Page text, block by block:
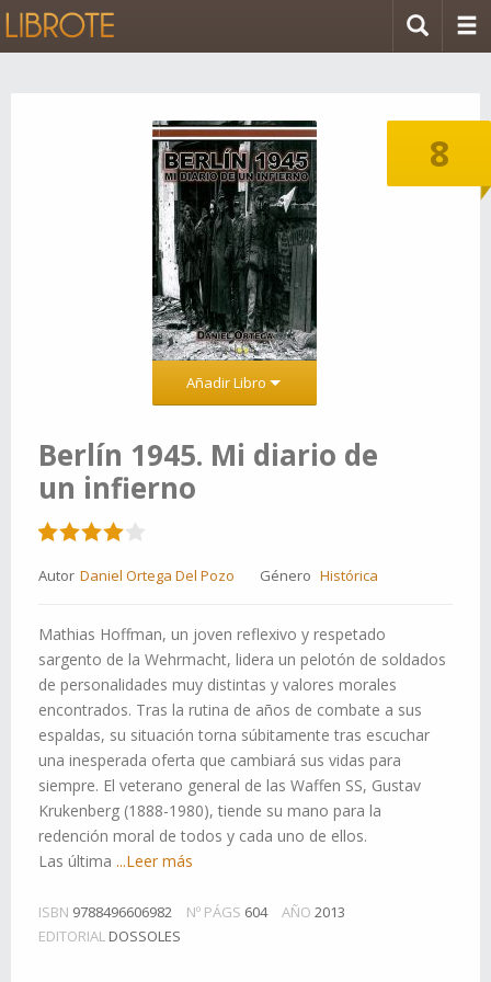
8
Añadir Libro
Berlín 1945. Mi diario de
un infierno
Autor Daniel Ortega Del Pozo Género Histórica
Mathias Hoffman, un joven reflexivo y respetado
sargento de la Wehrmacht, lidera un pelotón de soldados
de personalidades muy distintas y valores morales
encontrados. Tras la rutina de años de combate a sus
espaldas, su situación torna súbitamente tras escuchar
una inesperada oferta que cambiará sus vidas para
siempre. El veterano general de las Waffen SS, Gustav
Krukenberg (1888-1980), tiende su mano para la
redención moral de todos y cada uno de ellos.
Las última ...Leer más
ISBN 9788496606982 Nº PÁGS 604 AÑO 2013
EDITORIAL DOSSOLES